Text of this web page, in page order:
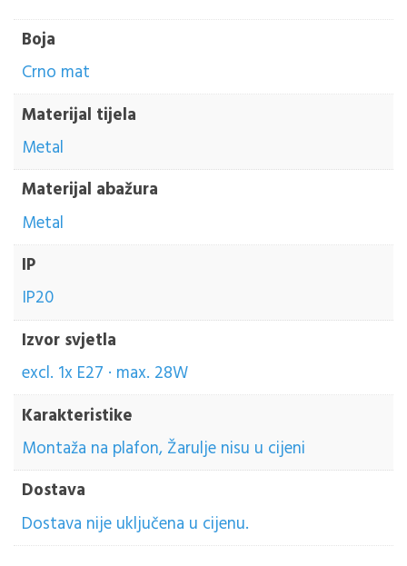
Boja
Crno mat
Materijal tijela
Metal
Materijal abažura
Metal
IP
IP20
Izvor svjetla
excl. 1x E27 · max. 28W
Karakteristike
Montaža na plafon, Žarulje nisu u cijeni
Dostava
Dostava nije uključena u cijenu.